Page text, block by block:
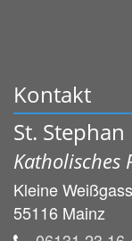
Kontakt
St.
Katholisches
Kleine
55116 Mainz